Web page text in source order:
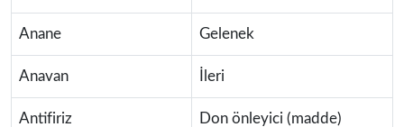
Anane Gelenek
Anavan İleri
Antifiriz Don önleyici (madde)